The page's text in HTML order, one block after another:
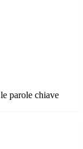
parole chiave